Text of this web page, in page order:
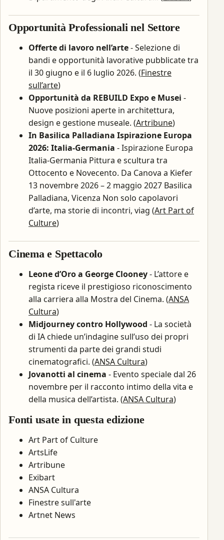
Opportunità Professionali nel Settore
Offerte di lavoro nell’arte- Selezione di
bandi e opportunità lavorative pubblicate tra
il 30 giugno e il 6 luglio 2026. (Finestre
sull’arte)
Opportunità da REBUILD Expo e Musei -
Nuove posizioni aperte in architettura,
design e gestione museale. (Artribune)
In Basilica Palladiana Ispirazione Europa
2026: Italia-Germania - Ispirazione Europa
Italia-Germania Pittura e scultura tra
Ottocento e Novecento. Da Canova a Kiefer
13 novembre 2026 – 2 maggio 2027 Basilica
Palladiana, Vicenza Non solo capolavori
d’arte, ma storie di incontri, viag (Art Part of
Culture)
Cinema e Spettacolo
Leone d’Oro a George Clooney- L’attore e
regista riceve il prestigioso riconoscimento
alla carriera alla Mostra del Cinema. (ANSA
Cultura)
Midjourney contro Hollywood - La società
di IA chiede un’indagine sull’uso dei propri
strumenti da parte dei grandi studi
cinematografici. (ANSA Cultura)
Jovanotti al cinema - Evento speciale dal 26
novembre per il racconto intimo della vita e
della musica dell’artista. (ANSA Cultura)
Fonti usate in questa edizione
Art Part of Culture
ArtsLife
Artribune
Exibart
ANSA Cultura
Finestre sull'arte
Artnet News